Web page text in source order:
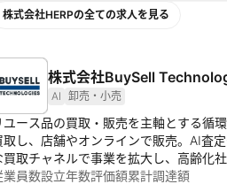
株式会社HERPの全ての求人を見る
株式会社BuySell
AI 卸売・小売
ユース品の買取・販売を主軸とする循
取し、店舗やオンラインで販売。AI査
買取チャネルで事業を拡大し、高齢化
業員数設立年数評価額累計調達額